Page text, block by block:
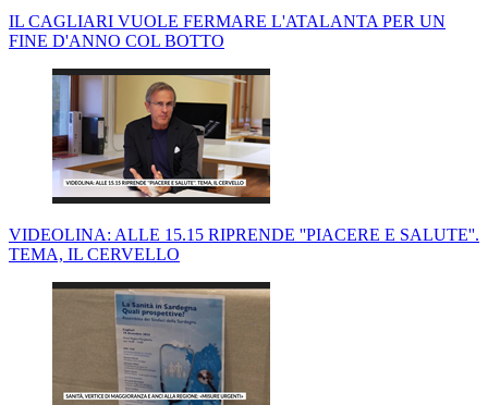
IL CAGLIARI VUOLE FERMARE L'ATALANTA PER UN
FINE D'ANNO COL BOTTO
VIDEOLINA: ALLE 15.15 RIPRENDE ''PIACERE E SALUTE''.
TEMA, IL CERVELLO